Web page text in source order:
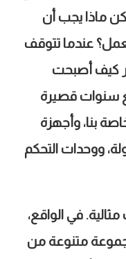
ماذا يجب أن
عندما تتوقف
كيف أصبحت
سنوات قصيرة
بنا، وأجهزة
ووحدات التحكم
في الواقع،
متنوعة من